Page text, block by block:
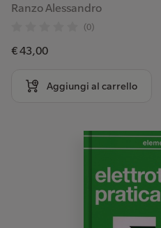
Ranzo Alessandro
(0)
€ 43,00
Aggiungi al carrello